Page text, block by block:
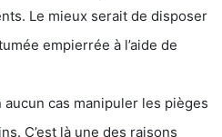
Le mieux serait de disposer
empierrée à l’aide de
cas manipuler les pièges
C’est là une des raisons